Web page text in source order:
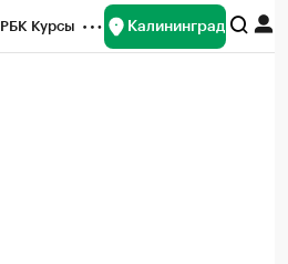
РБК Курсы Калининград